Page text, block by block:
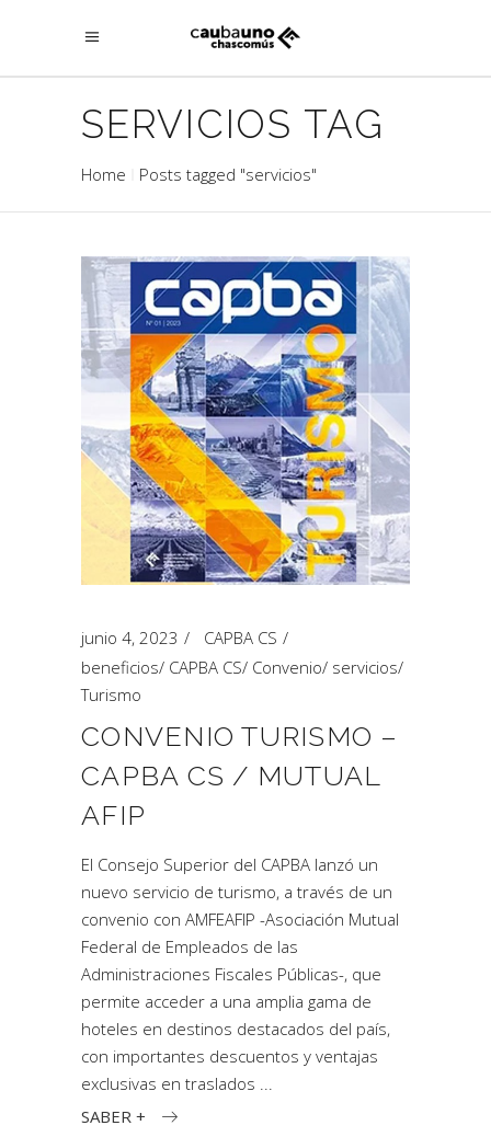
SERVICIOS TAG
Home Posts tagged "servicios"
junio 4, 2023
CAPBA CS
beneficios/ CAPBA CS/ Convenio/ servicios/
Turismo
CONVENIO TURISMO –
CAPBA CS / MUTUAL
AFIP
El Consejo Superior del CAPBA lanzó un
nuevo servicio de turismo, a través de un
convenio con AMFEAFIP -Asociación Mutual
Federal de Empleados de las
Administraciones Fiscales Públicas-, que
permite acceder a una amplia gama de
hoteles en destinos destacados del país,
con importantes descuentos y ventajas
exclusivas en traslados
SABER +